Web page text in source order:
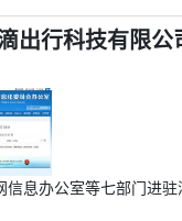
出行科技有限
息办公室等七部门进